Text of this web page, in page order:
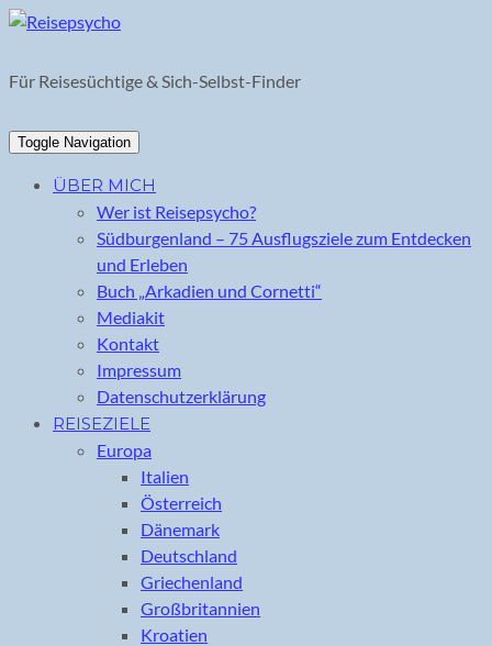
Skip
content
Für Reisesüchtige & Sich-Selbst-Finder
Toggle Navigation
ÜBER MICH
Wer ist Reisepsycho?
Südburgenland – 75 Ausflugsziele zum Entdecken
und Erleben
Buch „Arkadien und Cornetti“
Mediakit
Kontakt
Impressum
Datenschutzerklärung
REISEZIELE
Europa
Italien
Österreich
Dänemark
Deutschland
Griechenland
Großbritannien
Kroatien